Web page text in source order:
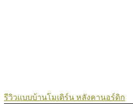
รีวิวแบบบ้านโมเดิร์น หลังคานอร์ดิก